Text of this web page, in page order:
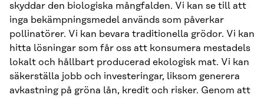
skyddar den biologiska mångfalden. Vi kan se till att
inga bekämpningsmedel används som påverkar
pollinatörer. Vi kan bevara traditionella grödor. Vi kan
hitta lösningar som får oss att konsumera mestadels
lokalt och hållbart producerad ekologisk mat. Vi kan
säkerställa jobb och investeringar, liksom generera
avkastning på gröna lån, kredit och risker. Genom att